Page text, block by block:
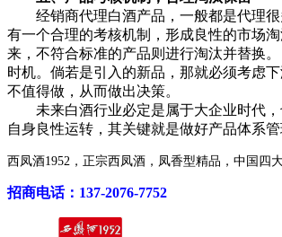
经销商代理白酒产品，一般都是代理很
有一个合理的考核机制，形成良性的市场
来，不符合标准的产品则进行淘汰并替换
时机。倘若是引入的新品，那就必须考虑
不值得做，从而做出决策。
未来白酒行业必定是属于大企业时代，
自身良性运转，其关键就是做好产品体系管
西凤酒1952，正宗西凤酒，凤香型精品，中国四
招商电话：137-2076-7752